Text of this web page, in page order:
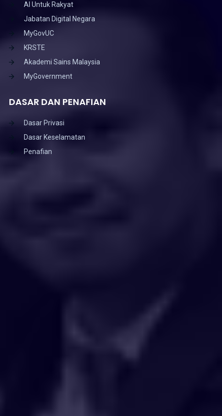
AI Untuk Rakyat
Jabatan Digital Negara
MyGovUC
KRSTE
Akademi Sains Malaysia
MyGovernment
DASAR DAN PENAFIAN
Dasar Privasi
Dasar Keselamatan
Penafian